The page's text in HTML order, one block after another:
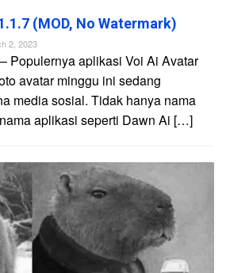
(MOD, No Watermark)
2, 2023
Populernya aplikasi Voi Ai Avatar
avatar minggu ini sedang
media sosial. Tidak hanya nama
aplikasi seperti Dawn Ai […]